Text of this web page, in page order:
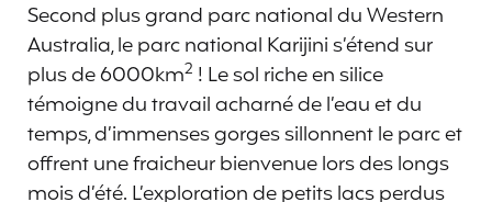
Second plus grand parc national du Western
Australia, le parc national Karijini s’étend sur
plus de 6000km2 ! Le sol riche en silice
témoigne du travail acharné de l’eau et du
temps, d’immenses gorges sillonnent le parc et
offrent une fraicheur bienvenue lors des longs
mois d’été. L’exploration de petits lacs perdus